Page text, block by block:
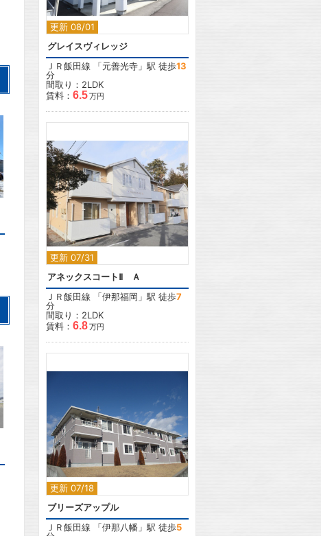
更新 08/01
グレイスヴィレッジ
ＪＲ飯田線 「元善光寺 」駅 徒歩13
分
間取り：2LDK
賃料： 6.5万円
更新 07/31
2
アネックスコートⅡ Ａ
ＪＲ飯田線 「伊那福岡 」駅 徒歩7
分
間取り：2LDK
賃料： 6.8万円
更新 07/18
2
ブリーズアップル
ＪＲ飯田線 「伊那八幡 」駅 徒歩5